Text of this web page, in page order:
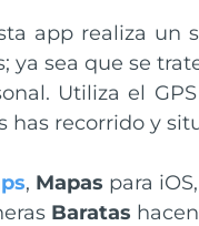
app realiza un
ya sea que se
Utiliza el
has recorrido y
, Mapas para
Baratas